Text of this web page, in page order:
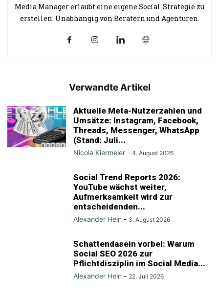
Media Manager erlaubt eine eigene Social-Strategie zu
erstellen. Unabhängig von Beratern und Agenturen.
Verwandte Artikel
Aktuelle Meta-Nutzerzahlen und
Umsätze: Instagram, Facebook,
Threads, Messenger, WhatsApp
(Stand: Juli...
Nicola Kiermeier - 4. August 2026
Social Trend Reports 2026:
YouTube wächst weiter,
Aufmerksamkeit wird zur
entscheidenden...
Alexander Hein - 3. August 2026
Schattendasein vorbei: Warum
Social SEO 2026 zur
Pflichtdisziplin im Social Media...
Alexander Hein - 22. Juli 2026